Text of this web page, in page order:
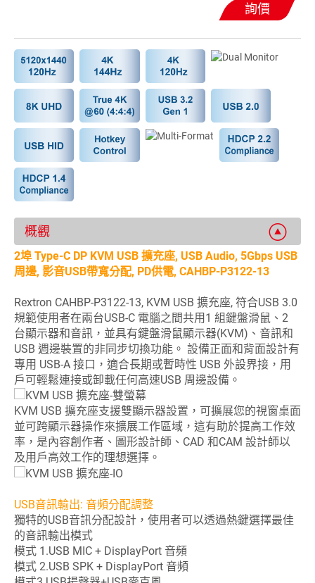
詢價
概觀
2埠 Type-C DP KVM USB 擴充座, USB Audio, 5Gbps USB
周邊, 影音USB帶寬分配, PD供電, CAHBP-P3122-13
Rextron CAHBP-P3122-13, KVM USB 擴充座, 符合USB 3.0
規範使用者在兩台USB-C 電腦之間共用1 組鍵盤滑鼠、2
台顯示器和音訊，並具有鍵盤滑鼠顯示器(KVM)、音訊和
USB 週邊裝置的非同步切換功能。 設備正面和背面設計有
專用 USB-A 接口，適合長期或暫時性 USB 外設界接，用
戶可輕鬆連接或卸載任何高速USB 周邊設備。
KVM USB 擴充座支援雙顯示器設置，可擴展您的視窗桌面
並可跨顯示器操作來擴展工作區域，這有助於提高工作效
率，是內容創作者、圖形設計師、CAD 和CAM 設計師以
及用戶高效工作的理想選擇。
USB音訊輸出: 音頻分配調整
獨特的USB音訊分配設計，使用者可以透過熱鍵選擇最佳
的音訊輸出模式
模式 1.USB MIC + DisplayPort 音頻
模式 2.USB SPK + DisplayPort 音頻